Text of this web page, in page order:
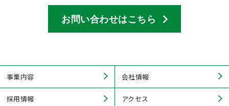
お問い合わせはこちら
事業内容 会社情報
採用情報 アクセス